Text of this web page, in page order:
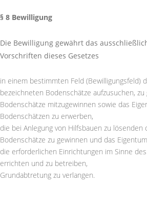
§ 8 Bewilligung
Die Bewilligung gewährt das
Vorschriften dieses Gesetzes
in einem bestimmten Feld (Bewilligungsfeld)
bezeichneten Bodenschätze aufzusuchen,
Bodenschätze mitzugewinnen sowie das
Bodenschätzen zu erwerben,
die bei Anlegung von Hilfsbauen zu lösenden
Bodenschätze zu gewinnen und das
die erforderlichen Einrichtungen im Sinne
errichten und zu betreiben,
Grundabtretung zu verlangen.